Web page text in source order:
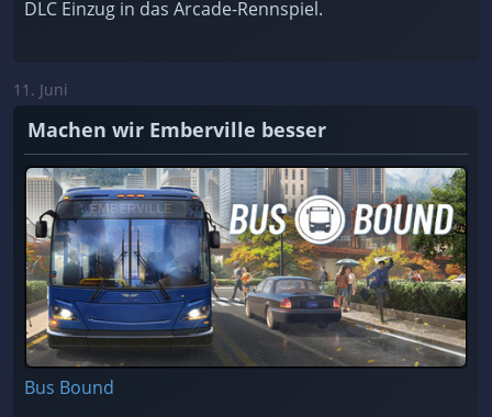
DLC Einzug in das Arcade-Rennspiel.
11. Juni
Machen wir Emberville besser
Bus Bound